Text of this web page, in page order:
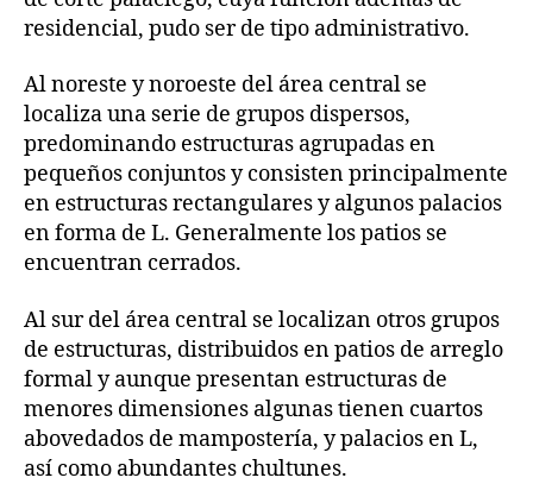
residencial, pudo ser de tipo administrativo.
Al noreste y noroeste del área central se
localiza una serie de grupos dispersos,
predominando estructuras agrupadas en
pequeños conjuntos y consisten principalmente
en estructuras rectangulares y algunos palacios
en forma de L. Generalmente los patios se
encuentran cerrados.
Al sur del área central se localizan otros grupos
de estructuras, distribuidos en patios de arreglo
formal y aunque presentan estructuras de
menores dimensiones algunas tienen cuartos
abovedados de mampostería, y palacios en L,
así como abundantes chultunes.